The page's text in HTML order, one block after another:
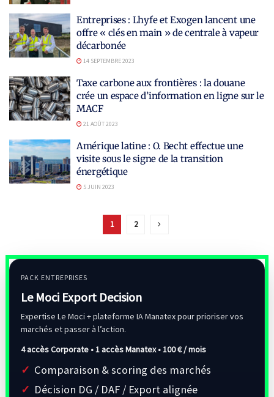
Entreprises : Lhyfe et Exogen lancent une
offre « clés en main » de centrale à vapeur
décarbonée
14 SEPTEMBRE 2023
Taxe carbone aux frontières : la douane
crée un espace d’information en ligne sur le
MACF
21 AOÛT 2023
Amérique latine : O. Becht effectue une
visite sous le signe de la transition
énergétique
5 JUIN 2023
1 2
PACK ENTREPRISES
Le Moci Export Decision
Expertise Le Moci + plateforme IA Manatex pour prioriser vos
marchés et passer à l’action.
4 accès Corporate • 1 accès Manatex •100 € / mois
Comparaison & scoring des marchés
Décision DG / DAF / Export alignée